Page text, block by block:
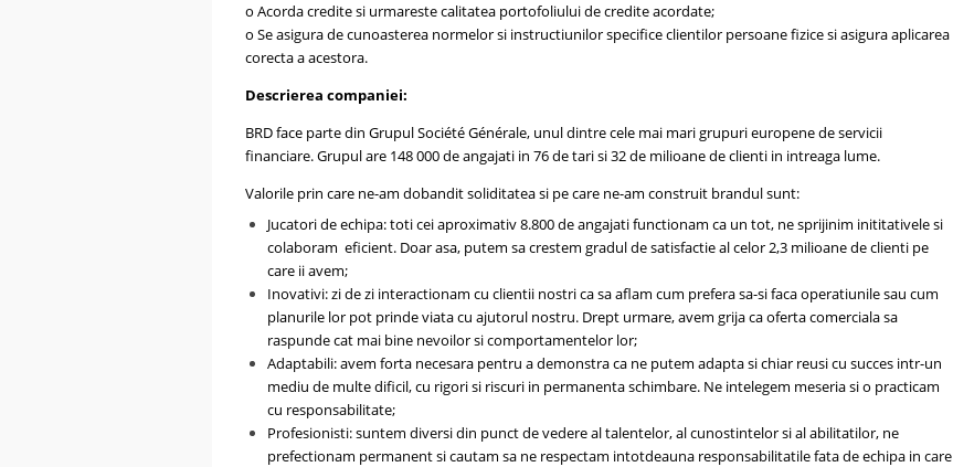
o Acorda credite si urmareste calitatea portofoliului de credite acordate;
o Se asigura de cunoasterea normelor si instructiunilor specifice clientilor persoane fizice si asigura aplicarea
corecta a acestora.
Descrierea companiei:
BRD face parte din Grupul Société Générale, unul dintre cele mai mari grupuri europene de servicii
financiare. Grupul are 148 000 de angajati in 76 de tari si 32 de milioane de clienti in intreaga lume.
Valorile prin care ne-am dobandit soliditatea si pe care ne-am construit brandul sunt:
Jucatori de echipa: toti cei aproximativ 8.800 de angajati functionam ca un tot, ne sprijinim inititativele si
colaboram eficient. Doar asa, putem sa crestem gradul de satisfactie al celor 2,3 milioane de clienti pe
care ii avem;
Inovativi: zi de zi interactionam cu clientii nostri ca sa aflam cum prefera sa-si faca operatiunile sau cum
planurile lor pot prinde viata cu ajutorul nostru. Drept urmare, avem grija ca oferta comerciala sa
raspunde cat mai bine nevoilor si comportamentelor lor;
Adaptabili: avem forta necesara pentru a demonstra ca ne putem adapta si chiar reusi cu succes intr-un
mediu de multe dificil, cu rigori si riscuri in permanenta schimbare. Ne intelegem meseria si o practicam
cu responsabilitate;
Profesionisti: suntem diversi din punct de vedere al talentelor, al cunostintelor si al abilitatilor, ne
prefectionam permanent si cautam sa ne respectam intotdeauna responsabilitatile fata de echipa in care